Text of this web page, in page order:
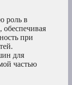
роль в
при
для
частью